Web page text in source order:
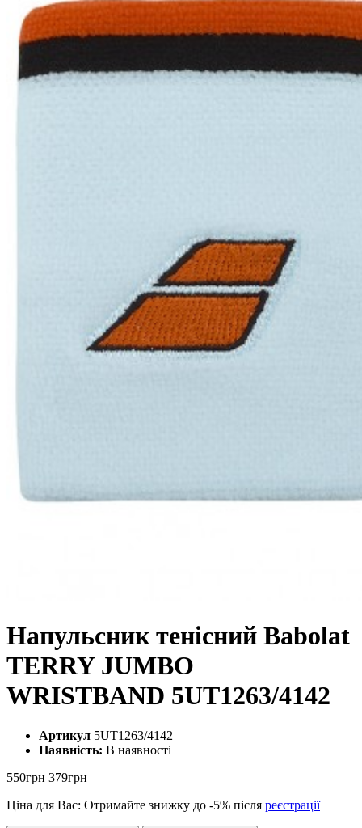
Напульсник тенісний Babolat
TERRY JUMBO
WRISTBAND 5UT1263/4142
Артикул 5UT1263/4142
Наявність: В наявності
550грн 379грн
Ціна для Вас: Отримайте знижку до -5% після реєстрації